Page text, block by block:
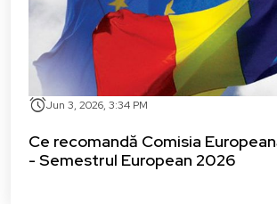
alarmJun 3, 2026, 3:34 PM
Ce recomandă Comisia
- Semestrul European 2026